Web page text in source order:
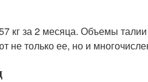
кг за 2 месяца. Объемы
не только ее, но и